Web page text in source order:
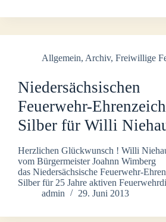
Allgemein, Archiv, Freiwillige
Niedersächsischen
Feuerwehr-
Silber für Willi
Herzlichen Glückwunsch ! Willi
vom Bürgermeister Joahnn Wimberg
das Niedersächsische Feuerwehr-
Silber für 25 Jahre aktiven
admin
29. Juni 2013